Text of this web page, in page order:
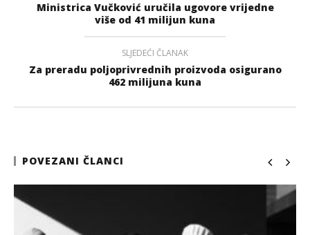
Ministrica Vučković uručila ugovore vrijedne
više od 41 milijun kuna
SLJEDEĆI ČLANAK
Za preradu poljoprivrednih proizvoda osigurano
462 milijuna kuna
POVEZANI ČLANCI